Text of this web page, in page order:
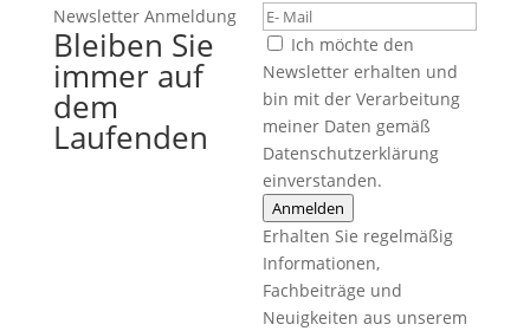
Newsletter Anmeldung
Bleiben Sie
immer auf
dem
Laufenden
Ich möchte den
Newsletter erhalten und
bin mit der Verarbeitung
meiner Daten gemäß
Datenschutzerklärung
einverstanden.
Anmelden
Erhalten Sie regelmäßig
Informationen,
Fachbeiträge und
Neuigkeiten aus unserem